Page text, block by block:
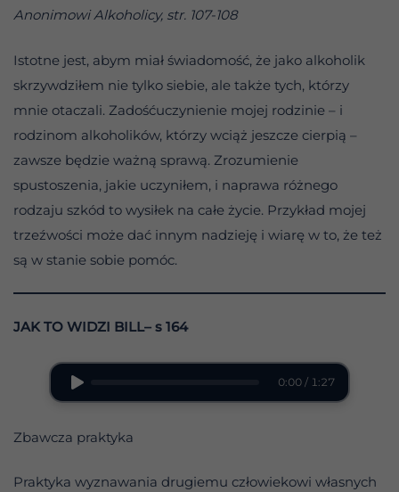
Anonimowi Alkoholicy, str. 107-108
Istotne jest, abym miał świadomość, że jako alkoholik
skrzywdziłem nie tylko siebie, ale także tych, którzy
mnie otaczali. Zadośćuczynienie mojej rodzinie – i
rodzinom alkoholików, którzy wciąż jeszcze cierpią –
zawsze będzie ważną sprawą. Zrozumienie
spustoszenia, jakie uczyniłem, i naprawa różnego
rodzaju szkód to wysiłek na całe życie. Przykład mojej
trzeźwości może dać innym nadzieję i wiarę w to, że też
są w stanie sobie pomóc.
JAK TO WIDZI BILL– s 164
0:00 / 1:27
Zbawcza praktyka
Praktyka wyznawania drugiemu człowiekowi własnych